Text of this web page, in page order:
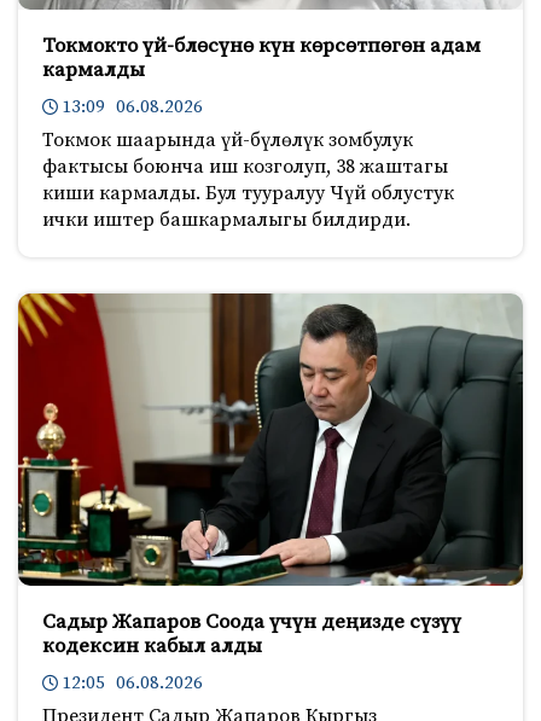
Токмокто үй-блөсүнө күн көрсөтпөгөн адам
кармалды
13:09 06.08.2026
Токмок шаарында үй-бүлөлүк зомбулук
фактысы боюнча иш козголуп, 38 жаштагы
киши кармалды. Бул тууралуу Чүй облустук
ички иштер башкармалыгы билдирди.
Садыр Жапаров Соода үчүн деңизде сүзүү
кодексин кабыл алды
12:05 06.08.2026